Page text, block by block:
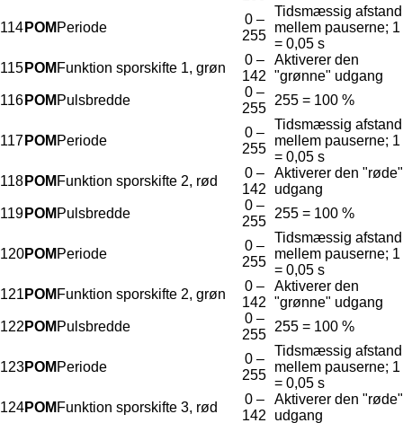
114 POM Periode
0 –
255
Tidsmæssig afstand
mellem pauserne; 1
= 0,05 s
115 POM Funktion sporskifte 1, grøn
0 –
142
Aktiverer den
"grønne" udgang
116 POM Pulsbredde
0 –
255
255 = 100 %
117 POM Periode
0 –
255
Tidsmæssig afstand
mellem pauserne; 1
= 0,05 s
118 POM Funktion sporskifte 2, rød
0 –
142
Aktiverer den "røde"
udgang
119 POM Pulsbredde
0 –
255
255 = 100 %
120POM Periode
0 –
255
Tidsmæssig afstand
mellem pauserne; 1
= 0,05 s
121POM Funktion sporskifte 2, grøn
0 –
142
Aktiverer den
"grønne" udgang
122POM Pulsbredde
0 –
255
255 = 100 %
123POM Periode
0 –
255
Tidsmæssig afstand
mellem pauserne; 1
= 0,05 s
124POM Funktion sporskifte 3, rød
0 –
142
Aktiverer den "røde"
udgang